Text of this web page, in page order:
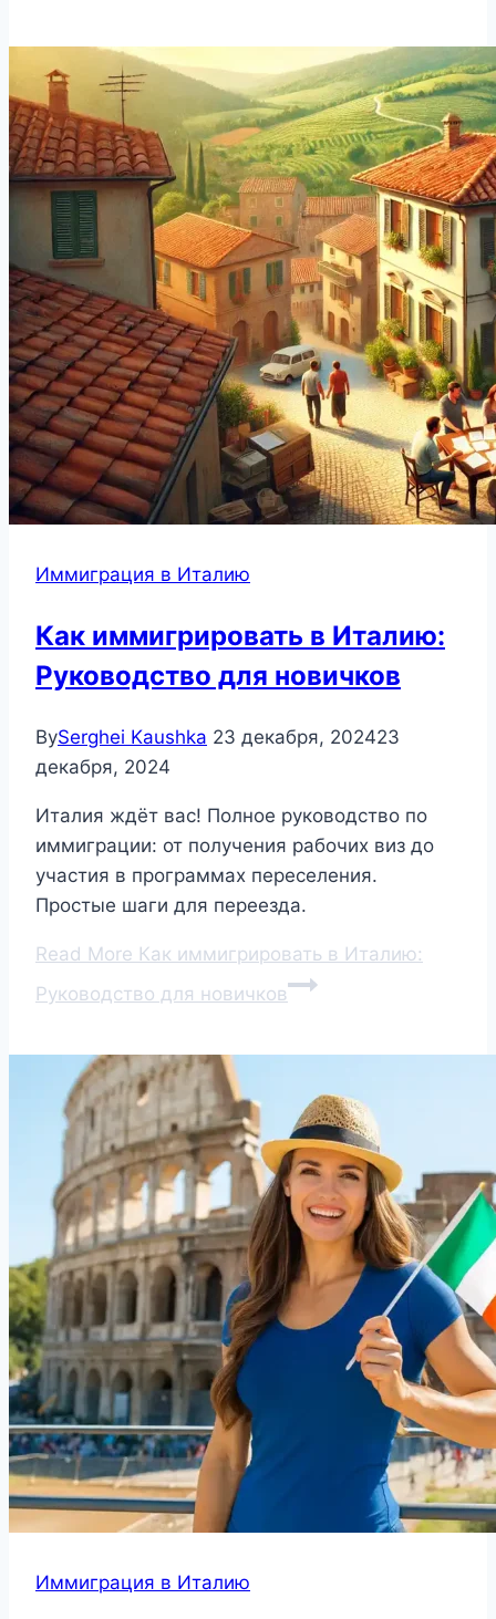
Иммиграция в Италию
Как иммигрировать в Италию:
Руководство для новичков
BySerghei Kaushka 23 декабря, 202423
декабря, 2024
Италия ждёт вас! Полное руководство по
иммиграции: от получения рабочих виз до
участия в программах переселения.
Простые шаги для переезда.
Read More Как иммигрировать в Италию:
Руководство для новичков
Иммиграция в Италию